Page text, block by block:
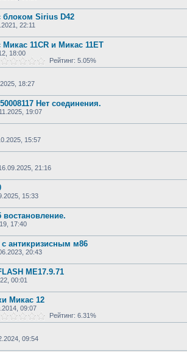
блоком Sirius D42
22:11
11CR и Микас 11ЕТ
18:00
Рейтинг: 5.05%
18:27
Нет соединения.
19:07
15:57
21:16
15:33
востановление.
17:40
с антикризисным м86
20:43
ME17.9.71
00:01
Микас 12
09:07
Рейтинг: 6.31%
09:54